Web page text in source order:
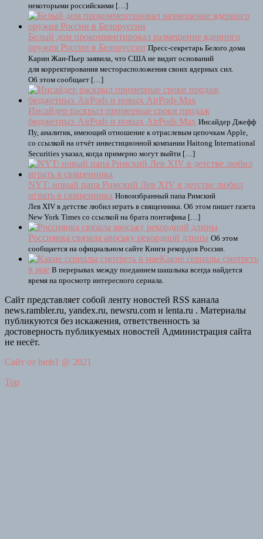
некоторыми российскими […]
Белый дом прокомментировал размещение ядерного
оружия России в Белоруссии Пресс-секретарь Белого дома
Карин Жан-Пьер заявила, что США не видит оснований
для корректирования месторасположения своих ядерных сил.
Об этом сообщает […]
Инсайдер раскрыл примерные сроки продаж
бюджетных AirPods и новых AirPods Max Инсайдер Джефф
Пу, аналитик, имеющий отношение к отраслевым цепочкам Apple,
со ссылкой на отчёт инвестиционной компании Haitong International
Securities указал, когда примерно могут выйти […]
NYT: новый папа Римский Лев XIV в детстве любил
играть в священника Новоизбранный папа Римский
Лев XIV в детстве любил играть в священника. Об этом пишет газета
New York Times со ссылкой на брата понтифика […]
Россиянка связала авоську рекордной длины Об этом
сообщается на официальном сайте Книги рекордов России.
Какие сериалы смотреть
в мае В перерывах между поеданием шашлыка всегда найдется
время на просмотр интересного сериала.
Сайт представляет собой ленту новостей RSS канала
news.rambler.ru, yandex.ru, newsru.com и lenta.ru . Материалы
публикуются без искажения, ответственность за
достоверность публикуемых новостей Администрация сайта
не несёт.
Сайт от bmb1 @ 2021
Top